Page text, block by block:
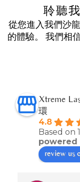
聆聽
從您進入我們沙
的體驗。 我們相
Xtreme
環
4.8
Based on
powered
review us